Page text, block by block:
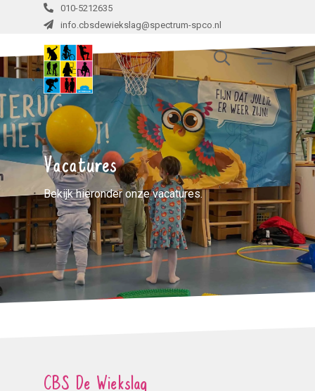
010-5212635
info.cbsdewiekslag@spectrum-spco.nl
Vacatures
Bekijk hieronder onze vacatures.
CBS De Wiekslag